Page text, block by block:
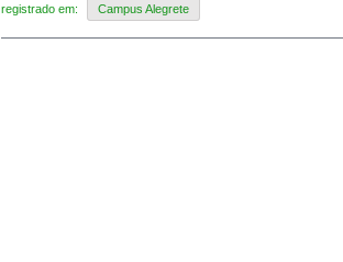
registrado em: Campus Alegrete